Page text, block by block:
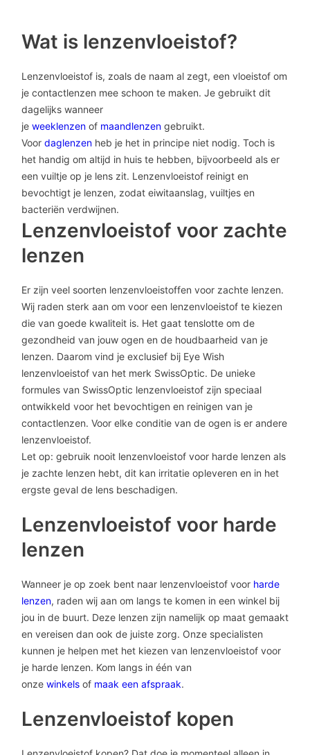
Wat is lenzenvloeistof?
Lenzenvloeistof is, zoals de naam al zegt, een vloeistof om
je contactlenzen mee schoon te maken. Je gebruikt dit
dagelijks wanneer
je weeklenzen of maandlenzen gebruikt.
Voor daglenzen heb je het in principe niet nodig. Toch is
het handig om altijd in huis te hebben, bijvoorbeeld als er
een vuiltje op je lens zit. Lenzenvloeistof reinigt en
bevochtigt je lenzen, zodat eiwitaanslag, vuiltjes en
bacteriën verdwijnen.
Lenzenvloeistof voor zachte
lenzen
Er zijn veel soorten lenzenvloeistoffen voor zachte lenzen.
Wij raden sterk aan om voor een lenzenvloeistof te kiezen
die van goede kwaliteit is. Het gaat tenslotte om de
gezondheid van jouw ogen en de houdbaarheid van je
lenzen. Daarom vind je exclusief bij Eye Wish
lenzenvloeistof van het merk SwissOptic. De unieke
formules van SwissOptic lenzenvloeistof zijn speciaal
ontwikkeld voor het bevochtigen en reinigen van je
contactlenzen. Voor elke conditie van de ogen is er andere
lenzenvloeistof.
Let op: gebruik nooit lenzenvloeistof voor harde lenzen als
je zachte lenzen hebt, dit kan irritatie opleveren en in het
ergste geval de lens beschadigen.
Lenzenvloeistof voor harde
lenzen
Wanneer je op zoek bent naar lenzenvloeistof voor harde
lenzen, raden wij aan om langs te komen in een winkel bij
jou in de buurt. Deze lenzen zijn namelijk op maat gemaakt
en vereisen dan ook de juiste zorg. Onze specialisten
kunnen je helpen met het kiezen van lenzenvloeistof voor
je harde lenzen. Kom langs in één van
onze winkels of maak een afspraak.
Lenzenvloeistof kopen